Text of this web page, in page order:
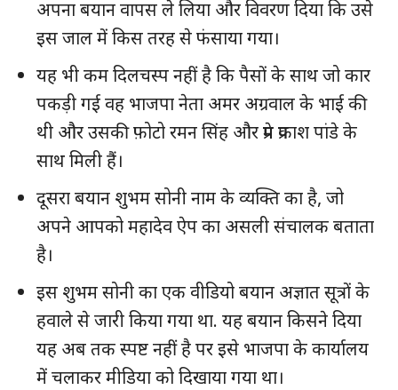
SUBSCRIBE NOW
क्विक लिंक्स
मुख्य पेज
संपर्क करें
अपना बयान वापस ले लिया और विवरण दिया कि उसे
इस जाल में किस तरह से फंसाया गया।
यह भी कम दिलचस्प नहीं है कि पैसों के साथ जो कार
पकड़ी गई वह भाजपा नेता अमर अग्रवाल के भाई की
थी और उसकी फ़ोटो रमन सिंह और प्रेम प्रकाश पांडे के
साथ मिली हैं।
दूसरा बयान शुभम सोनी नाम के व्यक्ति का है, जो
अपने आपको महादेव ऐप का असली संचालक बताता
है।
इस शुभम सोनी का एक वीडियो बयान अज्ञात सूत्रों के
हवाले से जारी किया गया था. यह बयान किसने दिया
यह अब तक स्पष्ट नहीं है पर इसे भाजपा के कार्यालय
में चलाकर मीडिया को दिखाया गया था।